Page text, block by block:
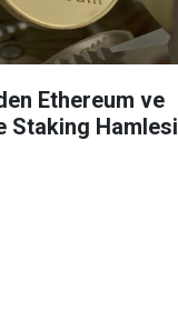
Ethereum ve
Staking Hamlesi